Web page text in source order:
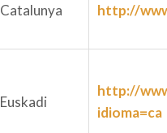
Catalunya http://
Euskadi
http://
idioma=ca